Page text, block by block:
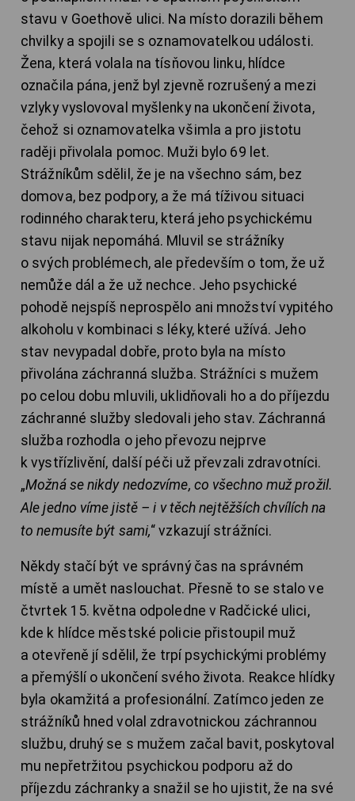
stavu v Goethově ulici. Na místo dorazili během
chvilky a spojili se s oznamovatelkou události.
Žena, která volala na tísňovou linku, hlídce
označila pána, jenž byl zjevně rozrušený a mezi
vzlyky vyslovoval myšlenky na ukončení života,
čehož si oznamovatelka všimla a pro jistotu
raději přivolala pomoc. Muži bylo 69 let.
Strážníkům sdělil, že je na všechno sám, bez
domova, bez podpory, a že má tíživou situaci
rodinného charakteru, která jeho psychickému
stavu nijak nepomáhá. Mluvil se strážníky
o svých problémech, ale především o tom, že už
nemůže dál a že už nechce. Jeho psychické
pohodě nejspíš neprospělo ani množství vypitého
alkoholu v kombinaci s léky, které užívá. Jeho
stav nevypadal dobře, proto byla na místo
přivolána záchranná služba. Strážníci s mužem
po celou dobu mluvili, uklidňovali ho a do příjezdu
záchranné služby sledovali jeho stav. Záchranná
služba rozhodla o jeho převozu nejprve
k vystřízlivění, další péči už převzali zdravotníci.
„Možná se nikdy nedozvíme, co všechno muž prožil.
Ale jedno víme jistě – i v těch nejtěžších chvílích na
to nemusíte být sami,“ vzkazují strážníci.
Někdy stačí být ve správný čas na správném
místě a umět naslouchat. Přesně to se stalo ve
čtvrtek 15. května odpoledne v Radčické ulici,
kde k hlídce městské policie přistoupil muž
a otevřeně jí sdělil, že trpí psychickými problémy
a přemýšlí o ukončení svého života. Reakce hlídky
byla okamžitá a profesionální. Zatímco jeden ze
strážníků hned volal zdravotnickou záchrannou
službu, druhý se s mužem začal bavit, poskytoval
mu nepřetržitou psychickou podporu až do
příjezdu záchranky a snažil se ho ujistit, že na své